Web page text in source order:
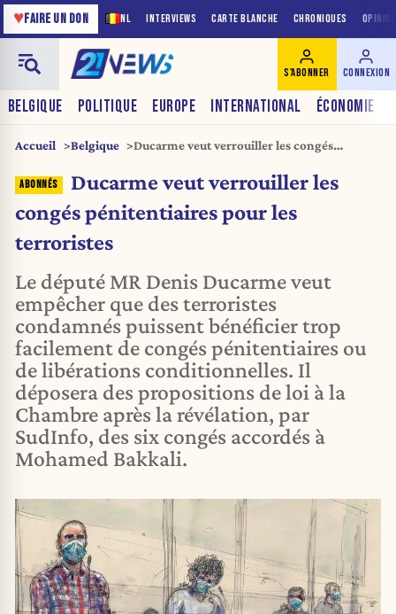
NL INTERVIEWS CARTE BLANCHE CHRONIQUES
♥FAIRE UN DON
BELGIQUE POLITIQUE EUROPE INTERNATIONAL ÉCONOMIE
S'ABONNER CONNEXION
Accueil Belgique
Ducarme veut verrouiller les congés
Ducarme veut verrouiller les
congés pénitentiaires pour les
terroristes
Le député MR Denis Ducarme veut
empêcher que des terroristes
condamnés puissent bénéficier trop
facilement de congés pénitentiaires ou
de libérations conditionnelles. Il
déposera des propositions de loi à la
Chambre après la révélation, par
SudInfo, des six congés accordés à
Mohamed Bakkali.